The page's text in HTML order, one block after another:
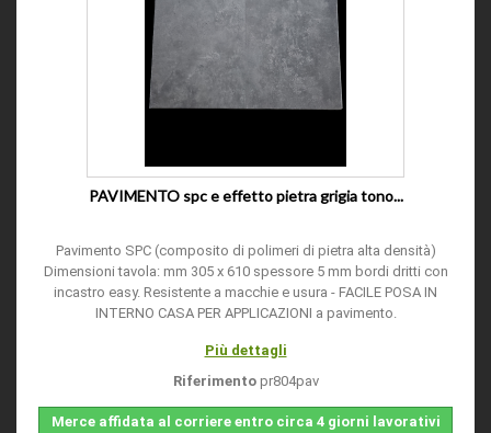
PAVIMENTO spc e effetto pietra grigia tono...
Pavimento SPC (composito di polimeri di pietra alta densità)
Dimensioni tavola: mm 305 x 610 spessore 5 mm bordi dritti con
incastro easy. Resistente a macchie e usura - FACILE POSA IN
INTERNO CASA PER APPLICAZIONI a pavimento.
Più dettagli
Riferimento pr804pav
Merce affidata al corriere entro circa 4 giorni lavorativi